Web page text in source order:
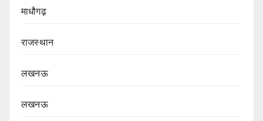
माधौगढ़
राजस्थान
लखनऊ
लखनऊ